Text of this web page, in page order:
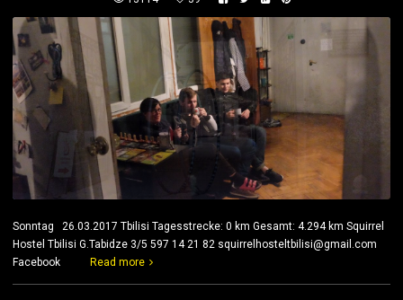
Sonntag 26.03.2017 Tbilisi Tagesstrecke: 0 km Gesamt: 4.294 km Squirrel
Hostel Tbilisi G.Tabidze 3/5 597 14 21 82 squirrelhosteltbilisi@gmail.com
Facebook Read more